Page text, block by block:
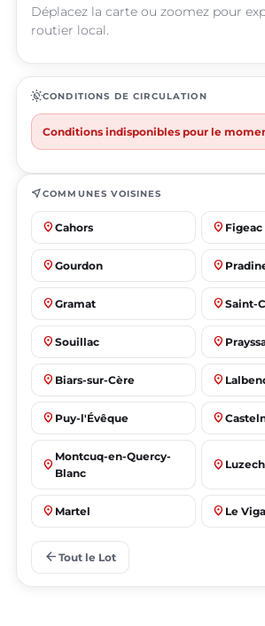
Déplacez la carte ou zoomez pour
routier local.
routineCONDITIONS DE CIRCULATION
Conditions indisponibles pour le
near_meCOMMUNES VOISINES
place Cahors place Figeac
place Gourdon place
place Gramat place Saint-
place Souillac place
place Biars-sur-Cère place
place Puy-l'Évêque place
place
Montcuq-en-Quercy-
Blanc
place Luzech
place Martel place Le
place
arrow_back Tout le Lot